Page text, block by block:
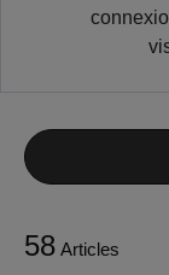
58 Articles